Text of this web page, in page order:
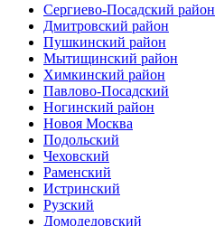
Сергиево-Посадский район
Дмитровский район
Пушкинский район
Мытищинский район
Химкинский район
Павлово-Посадский
Ногинский район
Новоя Москва
Подольский
Чеховский
Раменский
Истринский
Рузский
Домодедовский